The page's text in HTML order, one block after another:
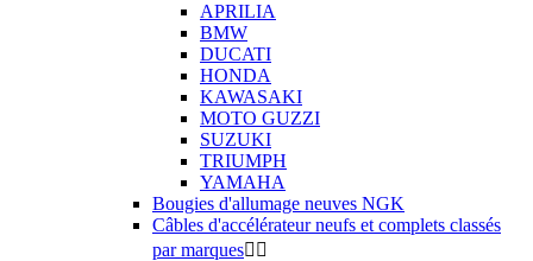
APRILIA
BMW
DUCATI
HONDA
KAWASAKI
MOTO GUZZI
SUZUKI
TRIUMPH
YAMAHA
Bougies d'allumage neuves NGK
Câbles d'accélérateur neufs et complets classés
par marques 